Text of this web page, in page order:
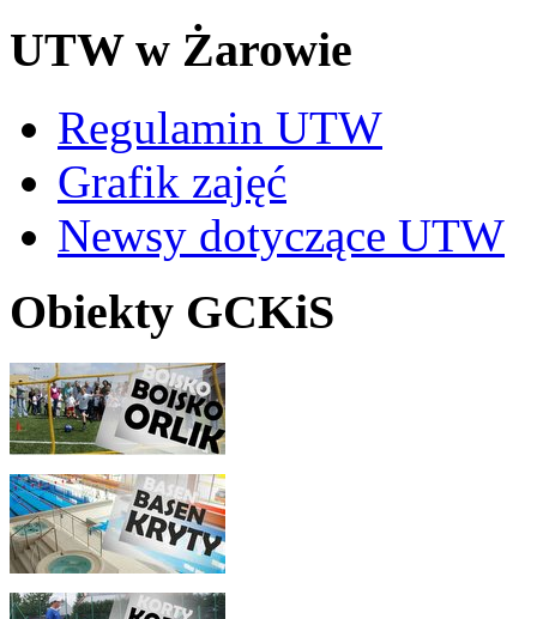
UTW w Żarowie
Regulamin UTW
Grafik zajęć
Newsy dotyczące UTW
Obiekty GCKiS